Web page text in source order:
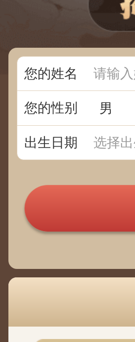
您的姓名
您的性别 男
出生日期